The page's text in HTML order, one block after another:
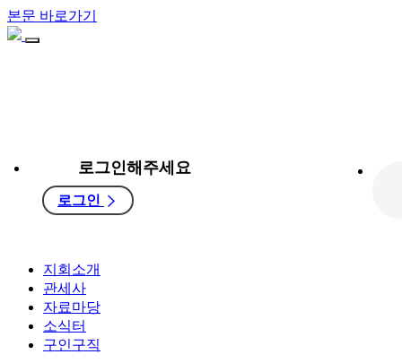
본문 바로가기
로그인해주세요
로그인
지회소개
관세사
자료마당
소식터
구인구직